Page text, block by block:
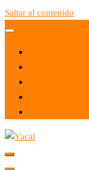
Saltar al contenido